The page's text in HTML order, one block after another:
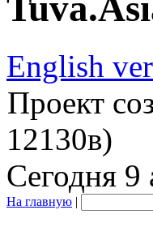
English
Проект
12130в)
Сегодня 9
На главную |